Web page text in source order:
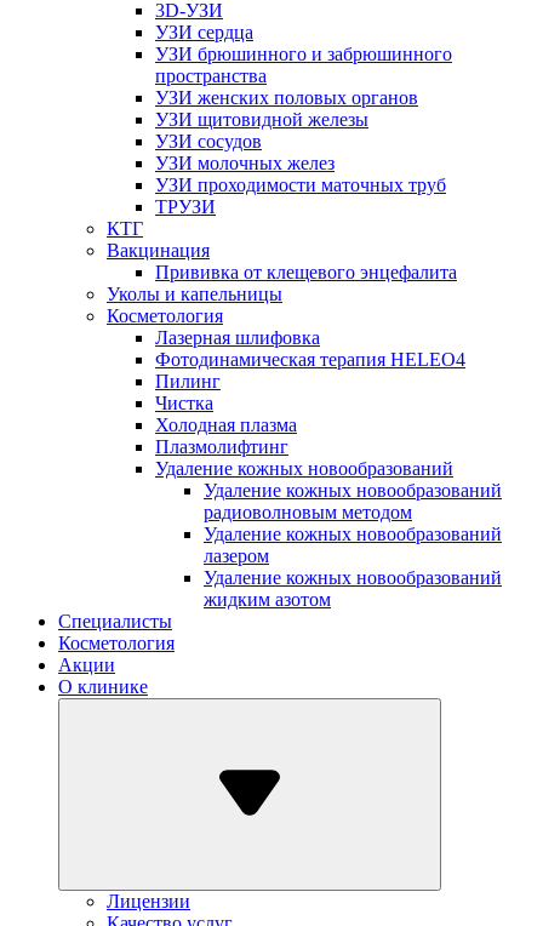
3D-УЗИ
УЗИ сердца
УЗИ брюшинного и забрюшинного
пространства
УЗИ женских половых органов
УЗИ щитовидной железы
УЗИ сосудов
УЗИ молочных желез
УЗИ проходимости маточных труб
ТРУЗИ
КТГ
Вакцинация
Прививка от клещевого энцефалита
Уколы и капельницы
Косметология
Лазерная шлифовка
Фотодинамическая терапия HELEO4
Пилинг
Чистка
Холодная плазма
Плазмолифтинг
Удаление кожных новообразований
Удаление кожных новообразований
радиоволновым методом
Удаление кожных новообразований
лазером
Удаление кожных новообразований
жидким азотом
Специалисты
Косметология
Акции
О клинике
Лицензии